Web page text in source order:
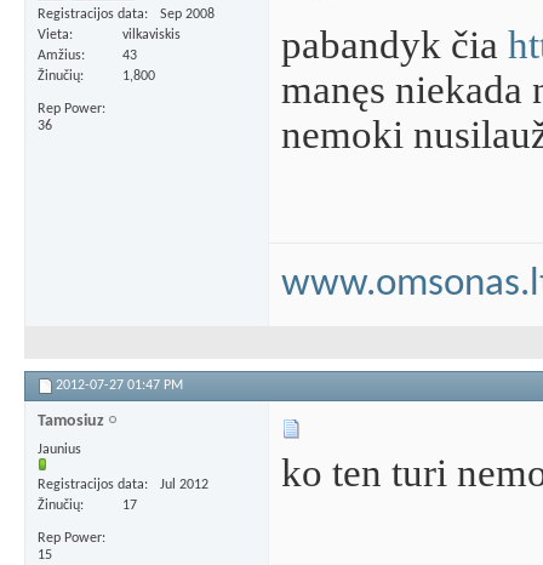
Registracijos data
Sep 2008
Vieta
vilkaviskis
Amžius
43
Žinučių
1,800
Rep Power
36
pabandyk čia
manęs niekada
nemoki
2012-07-27 01:47 PM
Tamosiuz
Jaunius
Registracijos data
Jul 2012
Žinučių
17
Rep Power
15
ko ten turi